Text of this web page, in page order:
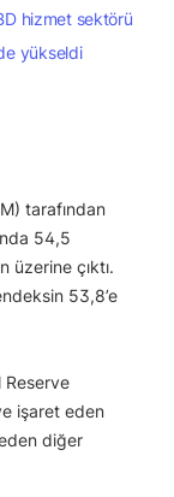
hizmet sektörü
yükseldi
tarafından
54,5
üzerine çıktı.
53,8’e
Reserve
işaret eden
diğer